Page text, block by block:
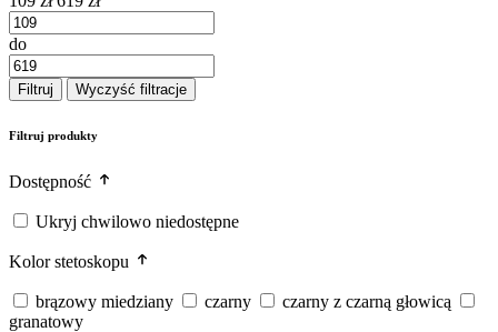
do
Filtruj Wyczyść filtracje
Filtruj produkty
Dostępność
Ukryj chwilowo niedostępne
Kolor stetoskopu
brązowy miedziany czarny
czarny z czarną głowicą
granatowy